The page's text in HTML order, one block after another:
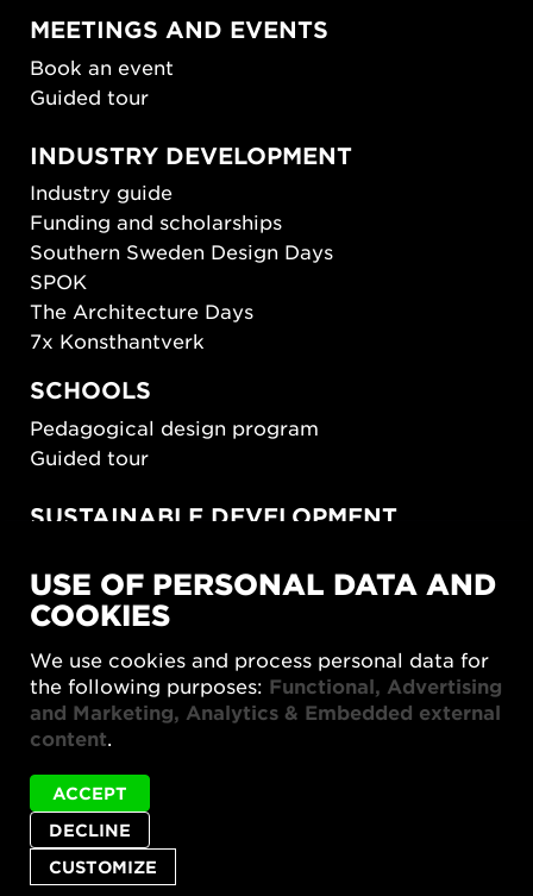
MEETINGS AND EVENTS
Book an event
Guided tour
INDUSTRY DEVELOPMENT
Industry guide
Funding and scholarships
Southern Sweden Design Days
SPOK
The Architecture Days
7x Konsthantverk
SCHOOLS
Pedagogical design program
Guided tour
SUSTAINABLE DEVELOPMENT
SUSTAINORDIC
Share Future Living
What Matter_s
Privacy policy
Cookie settings
© 2026 Form/Design Center
USE OF PERSONAL DATA AND
COOKIES
We use cookies and process personal data for
the following purposes: Functional, Advertising
and Marketing, Analytics & Embedded external
content.
CUSTOMIZE
DECLINE
ACCEPT